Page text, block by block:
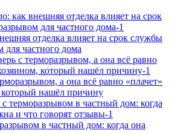
отделка влияет на срок службы
для частного дома
а она всё равно «плачет»
который нашёл причину
в частный дом: когда она